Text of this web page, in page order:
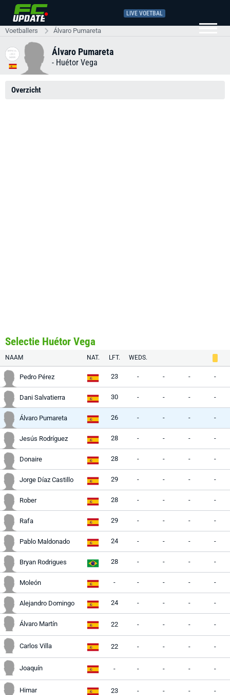
LIVE VOETBAL
Voetballers Álvaro Pumareta
Álvaro Pumareta
- Huétor Vega
Overzicht
Selectie Huétor Vega
NAAM NAT. LFT. WEDS.
Pedro Pérez 23 - - - -
Dani Salvatierra 30 - - - -
Álvaro Pumareta 26 - - - -
Jesús Rodríguez 28 - - - -
Donaire 28 - - - -
Jorge Díaz Castillo 29 - - - -
Rober 28 - - - -
Rafa 29 - - - -
Pablo Maldonado 24 - - - -
Bryan Rodrigues 28 - - - -
Moleón - - - - -
Alejandro Domingo 24 - - - -
Álvaro Martín 22 - - - -
Carlos Villa 22 - - - -
Joaquín - - - - -
Himar 23 - - - -